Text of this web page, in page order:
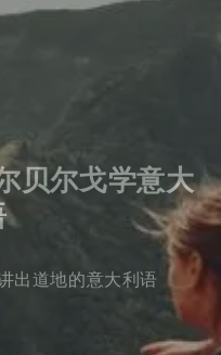
贝尔戈学意大
出道地的意大利语